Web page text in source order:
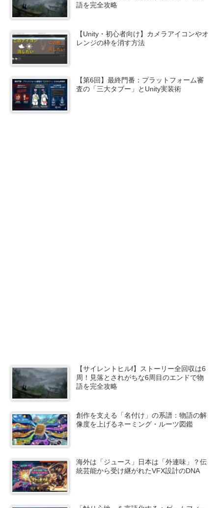
語を完全攻略
【Unity・初心者向け】カメラアイコンやオ
レンジの枠を消す方法
【第6回】最終門番：プラットフォーム審
査の「三大タブー」とUnity実装術
【サイレントヒルf】ストーリー全回収は6
周！見落とされがちな6周目のエンドで物
語を完全攻略
創作を支える「名付け」の系譜：物語の解
像度を上げるネーミング・ルーツ図鑑
海外は「ジュース」日本は「外連味」？伝
統芸能から受け継がれたVFX設計のDNA